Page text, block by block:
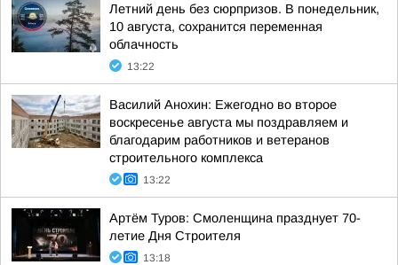
Летний день без сюрпризов. В понедельник,
10 августа, сохранится переменная
облачность
13:22
Василий Анохин: Ежегодно во второе
воскресенье августа мы поздравляем и
благодарим работников и ветеранов
строительного комплекса
13:22
Артём Туров: Смоленщина празднует 70-
летие Дня Строителя
13:18